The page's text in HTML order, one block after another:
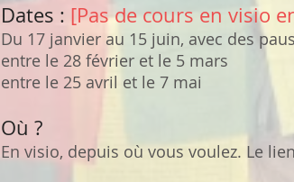
Dates : [Pas de cours en visio
Du 17 janvier au 15 juin, avec des
entre le 28 février et le 5 mars
entre le 25 avril et le 7 mai
Où ?
En visio, depuis où vous voulez. Le